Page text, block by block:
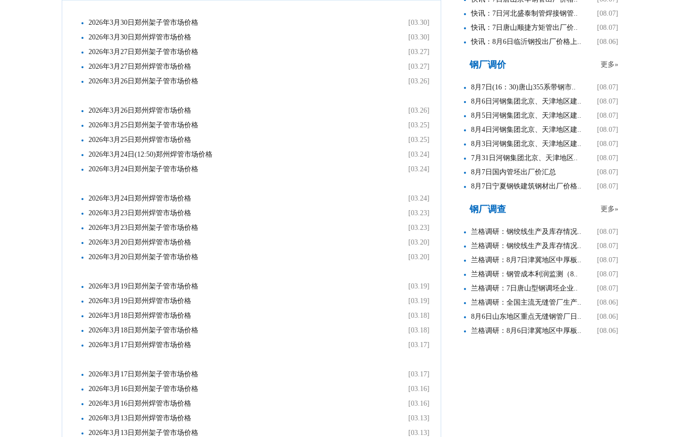
[03.30]
2026年3月30日郑州架子管市场价格
[03.30]
2026年3月30日郑州焊管市场价格
[03.27]
2026年3月27日郑州架子管市场价格
[03.27]
2026年3月27日郑州焊管市场价格
[03.26]
2026年3月26日郑州架子管市场价格
[03.26]
2026年3月26日郑州焊管市场价格
[03.25]
2026年3月25日郑州架子管市场价格
[03.25]
2026年3月25日郑州焊管市场价格
[03.24]
2026年3月24日(12:50)郑州焊管市场价格
[03.24]
2026年3月24日郑州架子管市场价格
[03.24]
2026年3月24日郑州焊管市场价格
[03.23]
2026年3月23日郑州焊管市场价格
[03.23]
2026年3月23日郑州架子管市场价格
[03.20]
2026年3月20日郑州焊管市场价格
[03.20]
2026年3月20日郑州架子管市场价格
[03.19]
2026年3月19日郑州架子管市场价格
[03.19]
2026年3月19日郑州焊管市场价格
[03.18]
2026年3月18日郑州焊管市场价格
[03.18]
2026年3月18日郑州架子管市场价格
[03.17]
2026年3月17日郑州焊管市场价格
[03.17]
2026年3月17日郑州架子管市场价格
[03.16]
2026年3月16日郑州架子管市场价格
[03.16]
2026年3月16日郑州焊管市场价格
[03.13]
2026年3月13日郑州焊管市场价格
[03.13]
2026年3月13日郑州架子管市场价格
[08.07]
快讯：7日河北盛泰制管焊接钢管..
[08.07]
快讯：7日唐山顺捷方矩管出厂价..
[08.06]
快讯：8月6日临沂钢投出厂价格上..
更多»
钢厂调价
[08.07]
8月7日(16：30)唐山355系带钢市..
[08.07]
8月6日河钢集团北京、天津地区建..
[08.07]
8月5日河钢集团北京、天津地区建..
[08.07]
8月4日河钢集团北京、天津地区建..
[08.07]
8月3日河钢集团北京、天津地区建..
[08.07]
7月31日河钢集团北京、天津地区..
[08.07]
8月7日国内管坯出厂价汇总
[08.07]
8月7日宁夏钢铁建筑钢材出厂价格..
更多»
钢厂调查
[08.07]
兰格调研：钢绞线生产及库存情况..
[08.07]
兰格调研：钢绞线生产及库存情况..
[08.07]
兰格调研：8月7日津冀地区中厚板..
[08.07]
兰格调研：钢管成本利润监测（8..
[08.07]
兰格调研：7日唐山型钢调坯企业..
[08.06]
兰格调研：全国主流无缝管厂生产..
[08.06]
8月6日山东地区重点无缝钢管厂日..
[08.06]
兰格调研：8月6日津冀地区中厚板..